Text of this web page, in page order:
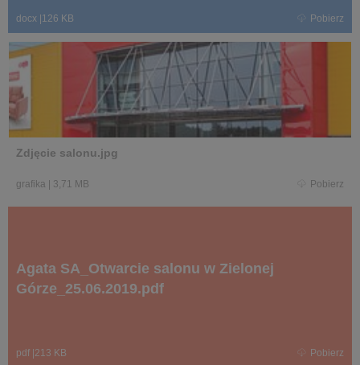
docx 126 KB Pobierz
Zdjęcie salonu.jpg
grafika 3,71 MB Pobierz
Agata SA_Otwarcie salonu w Zielonej
Górze_25.06.2019.pdf
pdf 213 KB Pobierz